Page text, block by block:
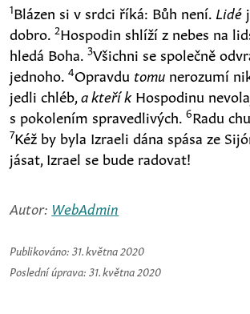
1Blázen si v srdci říká: Bůh není. Lidé
dobro.2Hospodin shlíží z nebes na
hledá Boha.3Všichni se společně
jednoho.4Opravdu tomu nerozumí
jedli chléb,a kteří kHospodinu
s pokolením spravedlivých.6Radu
7Kéž by byla Izraeli dána spása ze
jásat, Izrael se bude radovat!
Autor: WebAdmin
Publikováno: 31. května 2020
Poslední úprava: 31. května 2020